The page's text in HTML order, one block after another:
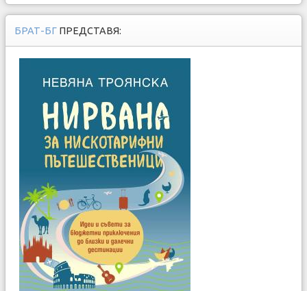
БРАТ-БГ ПРЕДСТАВЯ: